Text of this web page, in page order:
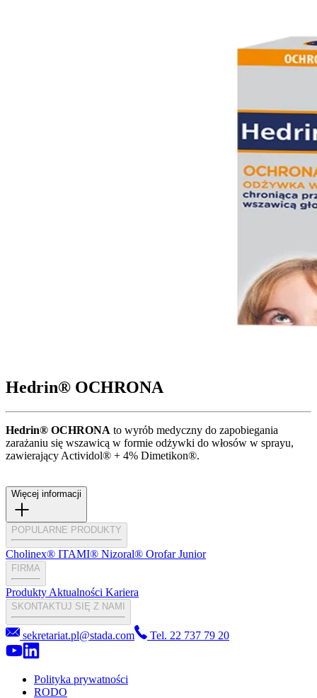
Hedrin® OCHRONA
Hedrin® OCHRONA to wyrób medyczny do zapobiegania
zarażaniu się wszawicą w formie odżywki do włosów w sprayu,
zawierający Actividol® + 4% Dimetikon®.
Więcej informacji
POPULARNE PRODUKTY
Cholinex® ITAMI® Nizoral® Orofar Junior
FIRMA
Produkty Aktualności Kariera
SKONTAKTUJ SIĘ Z NAMI
sekretariat.pl@stada.com Tel. 22 737 79 20
Polityka prywatności
RODO